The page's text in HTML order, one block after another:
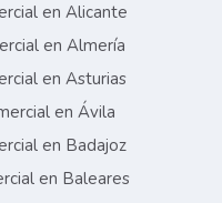
en Alicante
en Almería
en Asturias
en Ávila
en Badajoz
en Baleares